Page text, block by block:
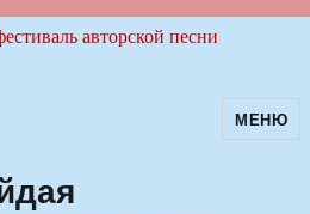
авторскойМЕНЮ